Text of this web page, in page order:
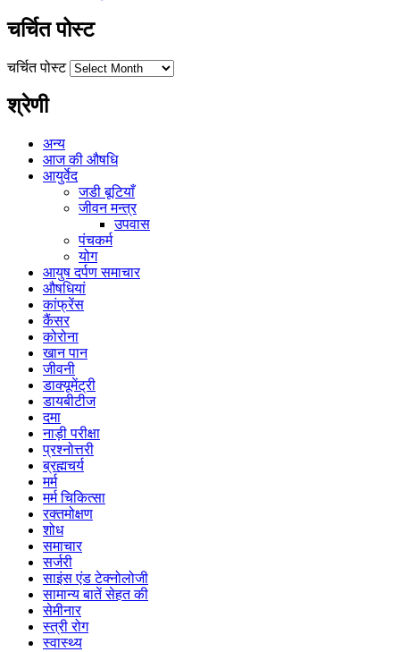
चर्चित पोस्ट
चर्चित पोस्ट
श्रेणी
अन्य
आज की औषधि
आयुर्वेद
जडी बूटियाँ
जीवन मन्त्र
उपवास
पंचकर्म
योग
आयुष दर्पण समाचार
औषधियां
कांफ्रेंस
कैंसर
कोरोना
खान पान
जीवनी
डाक्यूमेंट्री
डायबीटीज
दमा
नाड़ी परीक्षा
प्रश्नोत्तरी
ब्रह्मचर्य
मर्म
मर्म चिकित्सा
रक्तमोक्षण
शोध
समाचार
सर्जरी
साइंस एंड टेक्नोलोजी
सामान्य बातें सेहत की
सेमीनार
स्त्री रोग
स्वास्थ्य